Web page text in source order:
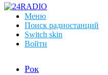
Меню
Поиск радиостанций
Switch skin
Войти
Рок